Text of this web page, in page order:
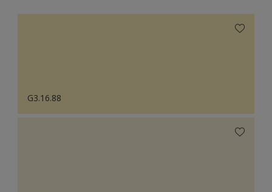
G3.16.88